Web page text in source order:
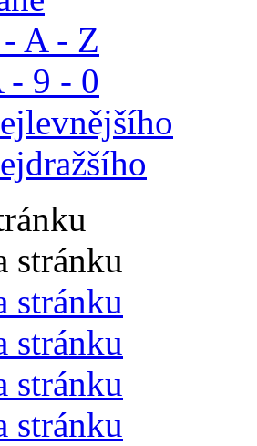
A - Z
- 9 - 0
stránku
stránku
stránku
stránku
stránku